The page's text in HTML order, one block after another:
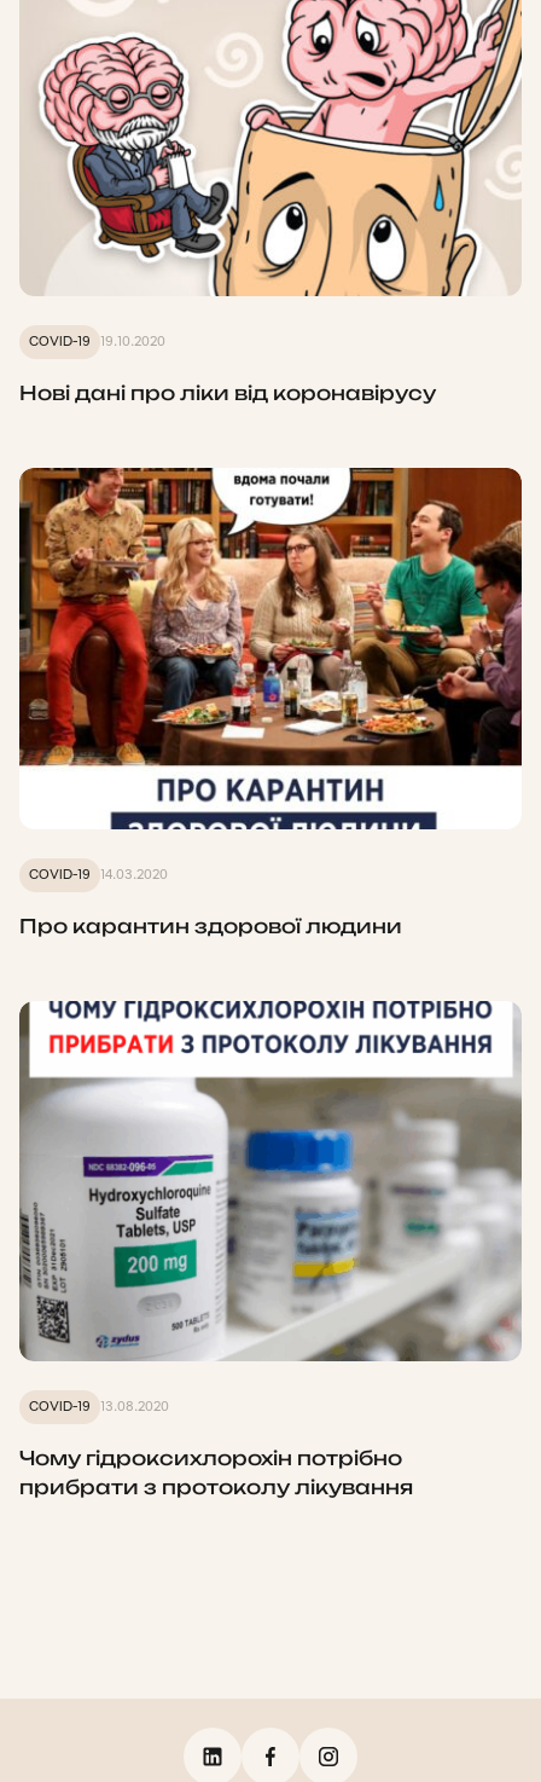
COVID-19 19.10.2020
Нові дані про ліки від коронавірусу
COVID-19 14.03.2020
Про карантин здорової людини
COVID-19 13.08.2020
Чому гідроксихлорохін потрібно
прибрати з протоколу лікування